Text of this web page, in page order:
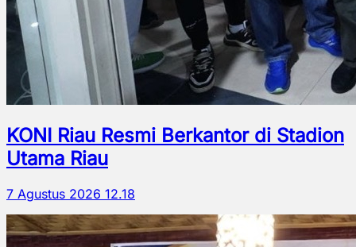
KONI Riau Resmi Berkantor di Stadion
Utama Riau
7 Agustus 2026 12.18